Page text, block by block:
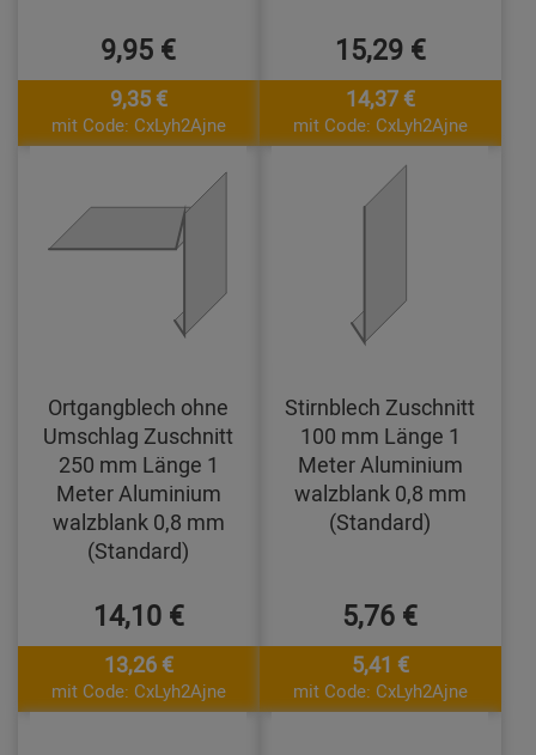
9,95 €
9,35 €
mit Code: CxLyh2Ajne
15,29 €
14,37 €
mit Code: CxLyh2Ajne
Ortgangblech ohne
Umschlag Zuschnitt
250 mm Länge 1
Meter Aluminium
walzblank 0,8 mm
(Standard)
14,10 €
13,26 €
mit Code: CxLyh2Ajne
Stirnblech Zuschnitt
100 mm Länge 1
Meter Aluminium
walzblank 0,8 mm
(Standard)
5,76 €
5,41 €
mit Code: CxLyh2Ajne